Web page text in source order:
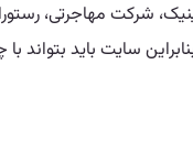
سایت باید